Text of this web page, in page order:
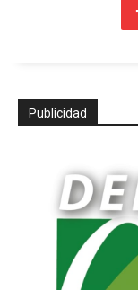
Publicidad